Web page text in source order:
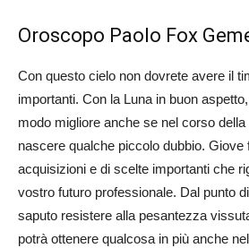
Oroscopo Paolo Fox
Con questo cielo non dovrete avere il
importanti. Con la Luna in buon
modo migliore anche se nel corso
nascere qualche piccolo dubbio. Giove
acquisizioni e di scelte importanti che
vostro futuro professionale. Dal punto
saputo resistere alla pesantezza
potrà ottenere qualcosa in più anche